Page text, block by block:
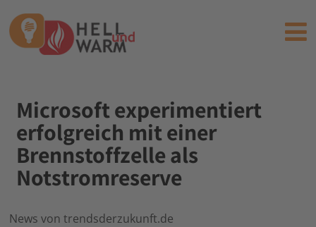
Microsoft experimentiert
erfolgreich mit einer
Brennstoffzelle als
Notstromreserve
News von trendsderzukunft.de